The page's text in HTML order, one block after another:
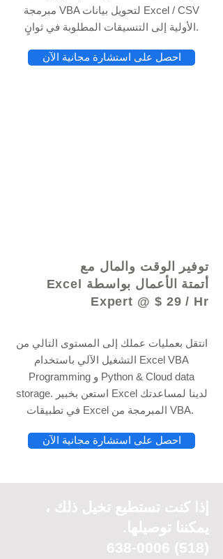
مبرمجة VBA لتحويل بيانات Excel / CSV
الأولية إلى التنسيقات المطلوبة في ثوانٍ.
احصل على استشارة مجانية الآن
توفير الوقت والمال مع
أتمتة الأعمال بواسطة Excel
Expert @ $ 29 / Hr
انتقل بعمليات عملك إلى المستوى التالي من
التشغيل الآلي باستخدام Excel VBA
Programming و Python & Cloud data
storage. استعن بخبير Excel لدينا لمساعدتك
في تطبيقات Excel المبرمجة من VBA.
احصل على استشارة مجانية الآن
إذا كنت تستطيع تخيل ذلك ،
يمكننا توصيلها.
(518) 638-0006